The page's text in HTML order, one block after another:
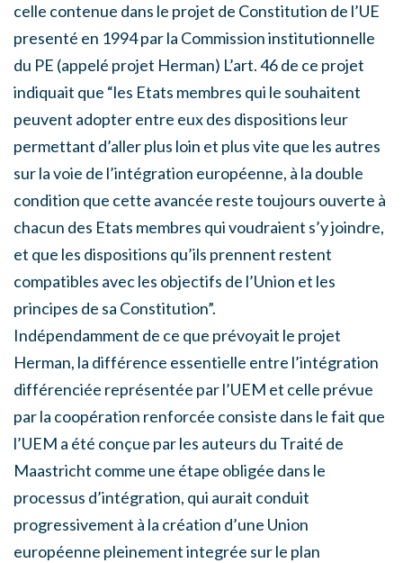
celle contenue dans le projet de Constitution de l’UE
presenté en 1994 par la Commission institutionnelle
du PE (appelé projet Herman) L’art. 46 de ce projet
indiquait que “les Etats membres qui le souhaitent
peuvent adopter entre eux des dispositions leur
permettant d’aller plus loin et plus vite que les autres
sur la voie de l’intégration européenne, à la double
condition que cette avancée reste toujours ouverte à
chacun des Etats membres qui voudraient s’y joindre,
et que les dispositions qu’ils prennent restent
compatibles avec les objectifs de l’Union et les
principes de sa Constitution”.
Indépendamment de ce que prévoyait le projet
Herman, la différence essentielle entre l’intégration
différenciée représentée par l’UEM et celle prévue
par la coopération renforcée consiste dans le fait que
l’UEM a été conçue par les auteurs du Traité de
Maastricht comme une étape obligée dans le
processus d’intégration, qui aurait conduit
progressivement à la création d’une Union
européenne pleinement integrée sur le plan